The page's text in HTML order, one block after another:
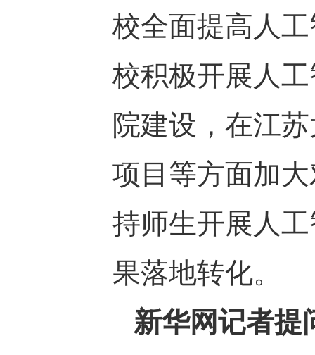
校全面提高人
校积极开展人
院建设，在江
项目等方面加
持师生开展人
果落地转化。
新华网记者提